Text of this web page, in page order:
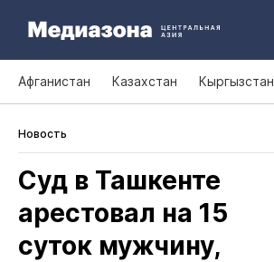
Афганистан Казахстан Кыргызстан
Новость
Суд в Ташкенте
арестовал на 15
суток мужчину,